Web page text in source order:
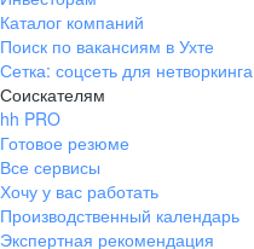
Каталог компаний
Поиск по вакансиям в Ухте
Сетка: соцсеть для нетворкинга
Соискателям
hh PRO
Готовое резюме
Все сервисы
Хочу у вас работать
Производственный календарь
Экспертная рекомендация